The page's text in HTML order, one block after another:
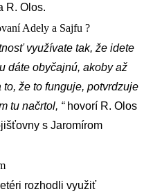
R. Olos.
Adely a Sajfu ?
využívate tak, že idete
dáte obyčajnú, akoby až
že to funguje, potvrdzuje
tu načrtol, “ hovorí R. Olos
s Jaromírom
rozhodli využiť